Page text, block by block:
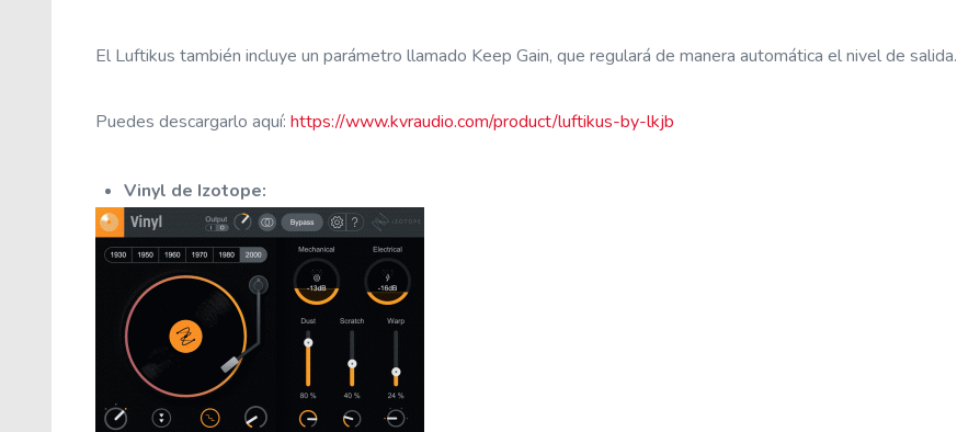
El Luftikus también incluye un parámetro llamado Keep Gain, que regulará de manera automática el nivel de salida.
Puedes descargarlo aquí: https://www.kvraudio.com/product/luftikus-by-lkjb
Vinyl de Izotope: